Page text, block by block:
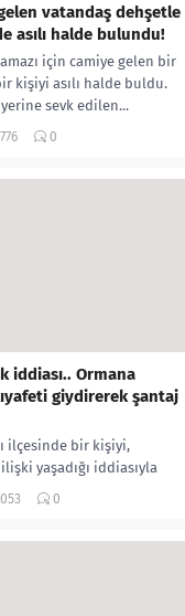
vatandaş dehşetle
asılı halde bulundu!
için camiye gelen bir
kişiyi asılı halde buldu.
sevk edilen...
0
iddiası.. Ormana
giydirerek şantaj
ilçesinde bir kişiyi,
yaşadığı iddiasıyla
zorla kadın
0